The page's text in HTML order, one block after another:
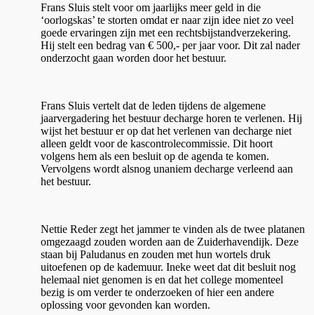
Frans Sluis stelt voor om jaarlijks meer geld in die
‘oorlogskas’ te storten omdat er naar zijn idee niet zo veel
goede ervaringen zijn met een rechtsbijstandverzekering.
Hij stelt een bedrag van € 500,- per jaar voor. Dit zal nader
onderzocht gaan worden door het bestuur.
Frans Sluis vertelt dat de leden tijdens de algemene
jaarvergadering het bestuur decharge horen te verlenen. Hij
wijst het bestuur er op dat het verlenen van decharge niet
alleen geldt voor de kascontrolecommissie. Dit hoort
volgens hem als een besluit op de agenda te komen.
Vervolgens wordt alsnog unaniem decharge verleend aan
het bestuur.
Nettie Reder zegt het jammer te vinden als de twee platanen
omgezaagd zouden worden aan de Zuiderhavendijk. Deze
staan bij Paludanus en zouden met hun wortels druk
uitoefenen op de kademuur. Ineke weet dat dit besluit nog
helemaal niet genomen is en dat het college momenteel
bezig is om verder te onderzoeken of hier een andere
oplossing voor gevonden kan worden.